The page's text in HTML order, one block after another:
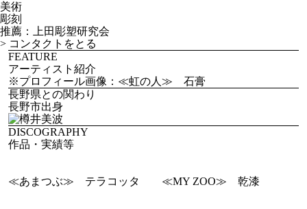
美術
彫刻
推薦：上田彫塑研究会
> コンタクトをとる
FEATURE
アーティスト紹介
※プロフィール画像：≪虹の人≫ 石膏
長野県との関わり
長野市出身
DISCOGRAPHY
作品・実績等
≪あまつぶ≫ テラコッタ ≪MY ZOO≫ 乾漆